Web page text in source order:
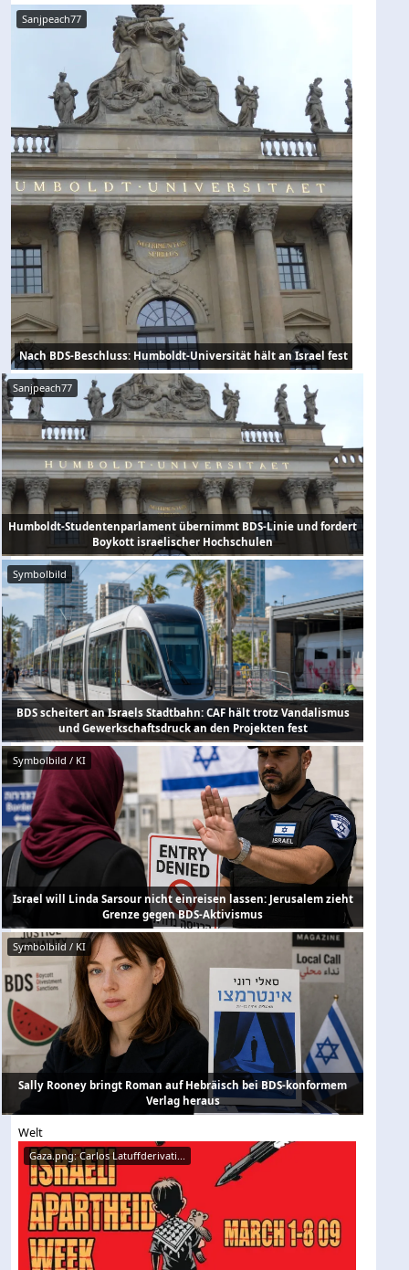
Sanjpeach77
Nach BDS-Beschluss: Humboldt-Universität hält an Israel fest
Sanjpeach77
Humboldt-Studentenparlament übernimmt BDS-Linie und fordert
Boykott israelischer Hochschulen
Symbolbild
BDS scheitert an Israels Stadtbahn: CAF hält trotz Vandalismus
und Gewerkschaftsdruck an den Projekten fest
Symbolbild / KI
Israel will Linda Sarsour nicht einreisen lassen: Jerusalem zieht
Grenze gegen BDS-Aktivismus
Symbolbild / KI
Sally Rooney bringt Roman auf Hebräisch bei BDS-konformem
Verlag heraus
Welt
Gaza.png: Carlos Latuffderivati...